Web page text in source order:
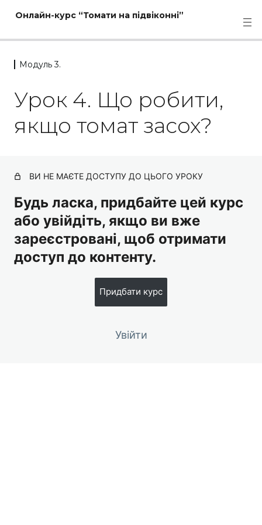
Онлайн-курс “Томати на підвіконні”
1 урок
Модуль 1.
5 уроків
Урок 1. Чи потрібно обрізати томати?
Урок 2. Що робити, якщо томати не зав'язуються,
квіточки обпадають?
правильне притінення
Урок 4. Що робити, якщо томат засох?
Урок 5. Що робити, якщо з'явились мошки?
Модуль 3.
Урок 4. Що робити,
якщо томат засох?
ВИ НЕ МАЄТЕ ДОСТУПУ ДО ЦЬОГО УРОКУ
Будь ласка, придбайте цей курс
або увійдіть, якщо ви вже
зареєстровані, щоб отримати
доступ до контенту.
Придбати курс
Увійти